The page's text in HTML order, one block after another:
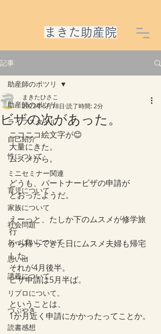
​まきた助産院
記事
助産師のポツリ
ライフスタイル
自己紹介
性について
ミニセミナー関連
育児について
家族について
社会問題
おっぱいについて
思い出
講義について
リプロについて。
つぶやき
読書感想
助産師のポツリ
ビザの次があった。
まきたひさこ
2023年6月18日 読了時間: 2分
ニコニコ絵文字が😊
大量にきた。
ムスメから。
どうも、パートナービザの申請が
とおったようだ。
えーっと、たしか下のムスメが修学旅
行
から帰ってきた日にムスメ夫婦も帰宅
した。
それが4月後半。
ビザ申請は5月半ば。
ということは、
1か月近く申請にかかったってことか。